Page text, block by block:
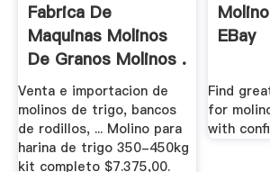
Fabrica De
Maquinas Molinos
De Granos Molinos .
Venta e importacion de
molinos de trigo, bancos
de rodillos, ... Molino para
harina de trigo 350-450kg
kit completo $7.375,00.
EBay
Find
for
with